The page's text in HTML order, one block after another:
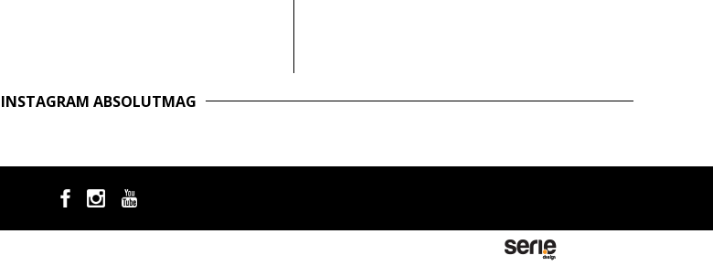
INSTAGRAM ABSOLUTMAG